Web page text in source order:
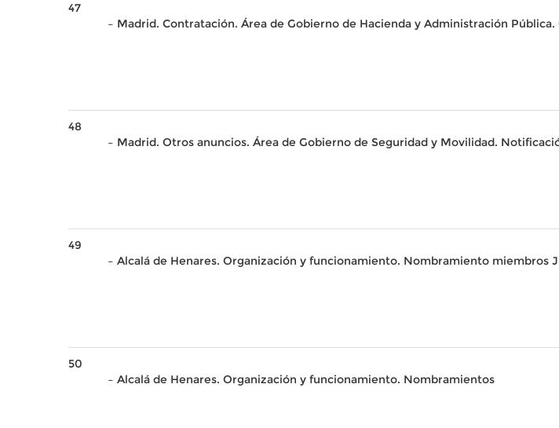
47
– Madrid. Contratación. Área de Gobierno de Hacienda y Administración
48
– Madrid. Otros anuncios. Área de Gobierno de Seguridad y Movilidad.
49
– Alcalá de Henares. Organización y funcionamiento. Nombramiento miembros
50
– Alcalá de Henares. Organización y funcionamiento. Nombramientos